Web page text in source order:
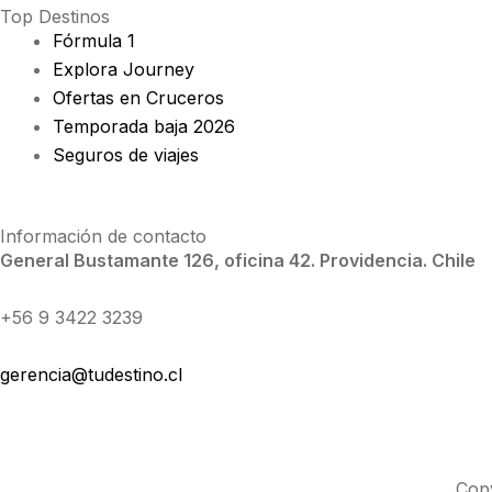
Top Destinos
Fórmula 1
Explora Journey
Ofertas en Cruceros
Temporada baja 2026
Seguros de viajes
Información de contacto
General Bustamante 126, oficina 42. Providencia. Chile
+56 9 3422 3239
gerencia@tudestino.cl